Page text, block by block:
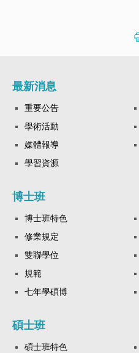
最新消息
重要公告
學術活動
媒體報導
學習資源
博士班
博士班特色
修業規定
雙聯學位
規範
七年學碩博
碩士班
碩士班特色